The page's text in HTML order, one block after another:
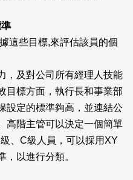
這些目標,來評估該員的個
，及對公司所有經理人技能
目標方面，執行長和事業部
設定的標準夠高，並連結公
高階主管可以決定一個簡單
、C級人員，可以採用XY
，以進行分類。